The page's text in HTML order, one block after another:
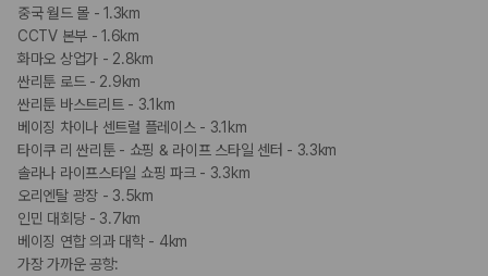
중국 월드 몰 - 1.3km
CCTV 본부 - 1.6km
화마오 상업가 - 2.8km
싼리툰 로드 - 2.9km
싼리툰 바스트리트 - 3.1km
베이징 차이나 센트럴 플레이스 - 3.1km
타이쿠 리 싼리툰 - 쇼핑 & 라이프 스타일 센터 - 3.3km
솔라나 라이프스타일 쇼핑 파크 - 3.3km
오리엔탈 광장 - 3.5km
인민 대회당 - 3.7km
베이징 연합 의과 대학 - 4km
가장 가까운 공항: